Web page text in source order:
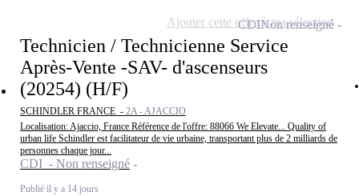
Technicien / Technicienne Service
Après-Vente -SAV- d'ascenseurs
(20254) (H/F)
SCHINDLER FRANCE - 2A - AJACCIO
Localisation: Ajaccio, France Référence de l'offre: 88066 We Elevate... Quality of
urban life Schindler est facilitateur de vie urbaine, transportant plus de 2 milliards de
personnes chaque jour...
CDI - Non renseigné
Publié il y a 14 jours
CDINon renseigné
Ajouter cette offre à ma sélection